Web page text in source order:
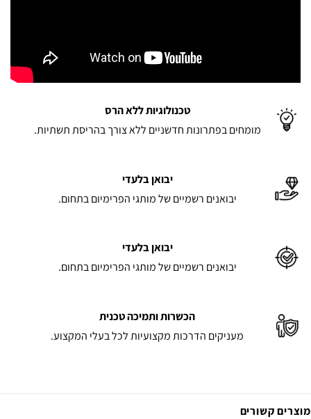
טכנולוגיות ללא הרס
מומחים בפתרונות חדשניים ללא צורך בהריסת תשתיות.
יבואן בלעדי
יבואנים רשמיים של מותגי הפרימיום בתחום.
יבואן בלעדי
יבואנים רשמיים של מותגי הפרימיום בתחום.
הכשרות ותמיכה טכנית
מעניקים הדרכות מקצועיות לכל בעלי המקצוע.
מוצרים קשורים